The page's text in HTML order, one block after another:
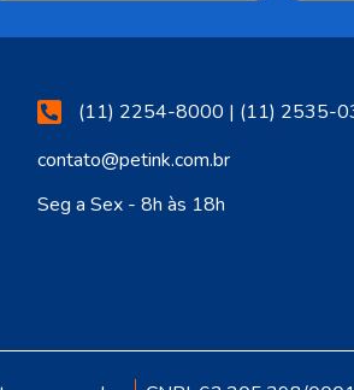
(11) 2254-8000 | (11) 2535-
contato@petink.com.br
Seg a Sex - 8h às 18h